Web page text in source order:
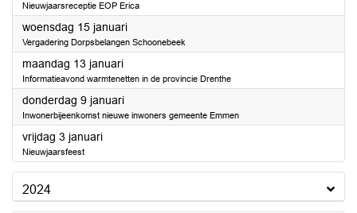
Nieuwjaarsreceptie EOP Erica
woensdag 15 januari2025
Vergadering Dorpsbelangen Schoonebeek
maandag 13 januari2025
Informatieavond warmtenetten in de provincie Drenthe
donderdag 9 januari2025
Inwonerbijeenkomst nieuwe inwoners gemeente Emmen
vrijdag 3 januari2025
Nieuwjaarsfeest
2024